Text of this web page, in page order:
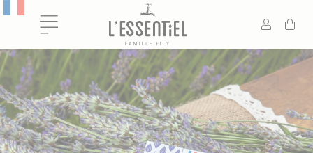
Panneau de gestion des cookies